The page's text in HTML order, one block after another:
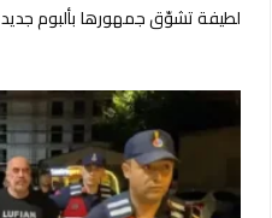
لطيفة تشوّق جمهورها بألبوم جديد